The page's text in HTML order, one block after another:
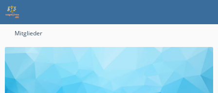
Mitglieder